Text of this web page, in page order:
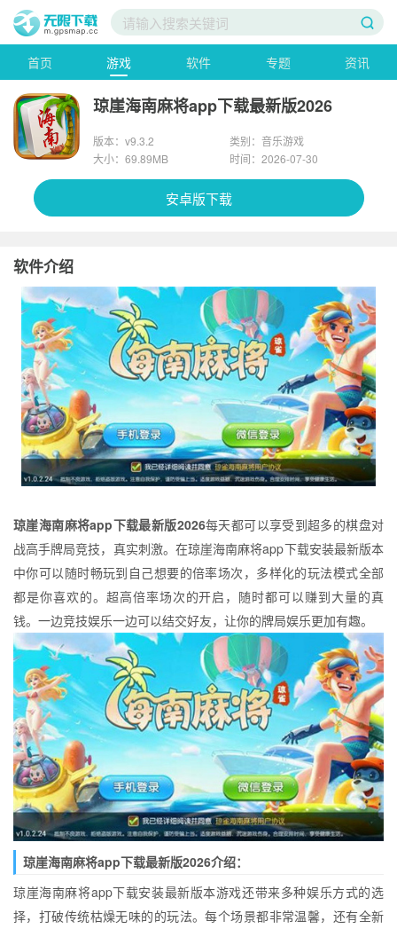
首页 游戏 软件 专题 资讯
琼崖海南麻将app下载最新版2026
版本：v9.3.2
类别：音乐游戏
大小：69.89MB
时间：2026-07-30
安卓版下载
软件介绍
琼崖海南麻将app下载最新版2026每天都可以享受到超多的棋盘对
战高手牌局竞技，真实刺激。在琼崖海南麻将app下载安装最新版本
中你可以随时畅玩到自己想要的倍率场次，多样化的玩法模式全部
都是你喜欢的。超高倍率场次的开启，随时都可以赚到大量的真
钱。一边竞技娱乐一边可以结交好友，让你的牌局娱乐更加有趣。
琼崖海南麻将app下载最新版2026介绍：
琼崖海南麻将app下载安装最新版本游戏还带来多种娱乐方式的选
择，打破传统枯燥无味的的玩法。每个场景都非常温馨，还有全新